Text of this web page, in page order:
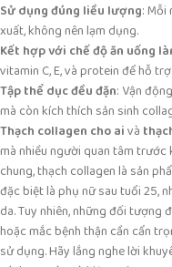
Sử dụng đúng liều lượng: Mỗi
xuất, không nên lạm dụng.
Kết hợp với chế độ ăn uống
vitamin C, E, và protein để hỗ
Tập thể dục đều đặn: Vận
mà còn kích thích sản sinh
Thạch collagen cho aivà
mà nhiều người quan tâm trước
chung, thạch collagen là sản
đặc biệt là phụ nữ sau tuổi 25,
da. Tuy nhiên, những đối tượng
hoặc mắc bệnh thận cần cẩn
sử dụng. Hãy lắng nghe lời